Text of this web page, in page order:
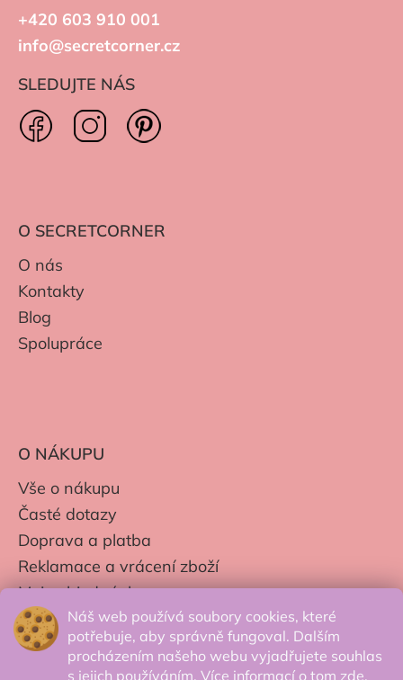
Náš web používá soubory cookies, které
potřebuje, aby správně fungoval. Dalším
procházením našeho webu vyjadřujete souhlas
s jejich používáním. Více informací o tom zde.
+420 603 910 001
info@secretcorner.cz
SLEDUJTE NÁS
O SECRETCORNER
O nás
Kontakty
Blog
Spolupráce
O NÁKUPU
Vše o nákupu
Časté dotazy
Doprava a platba
Reklamace a vrácení zboží
Moje objednávky
Obchodní podmínky
Zpracování os. údajů